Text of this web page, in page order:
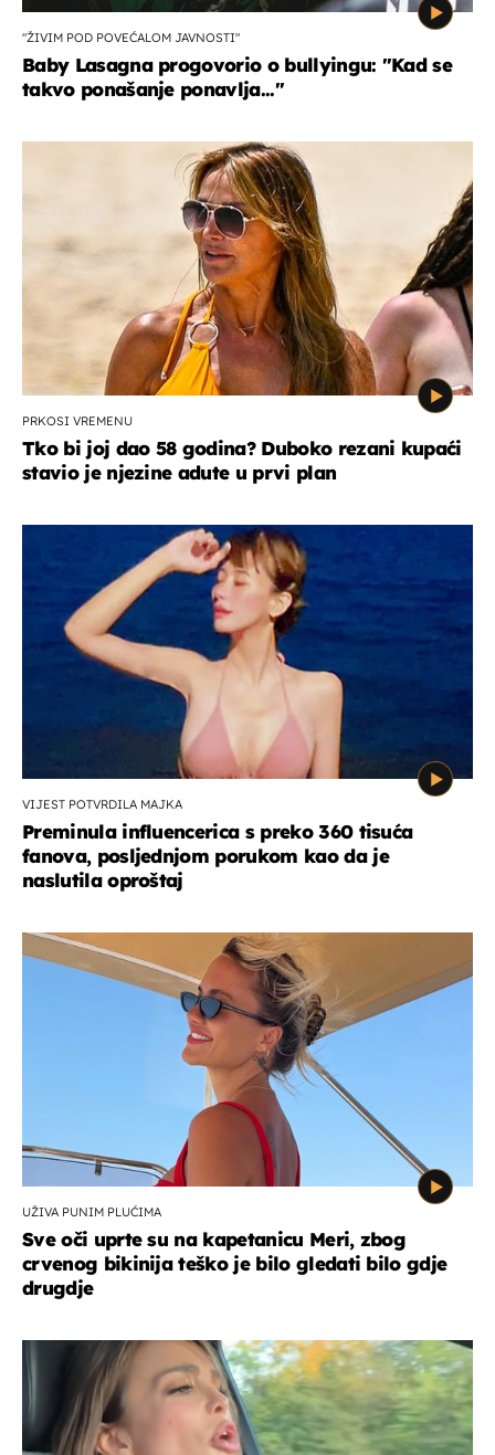
"ŽIVIM POD POVEĆALOM JAVNOSTI"
Baby Lasagna progovorio o bullyingu: "Kad se
takvo ponašanje ponavlja..."
PRKOSI VREMENU
Tko bi joj dao 58 godina? Duboko rezani kupaći
stavio je njezine adute u prvi plan
VIJEST POTVRDILA MAJKA
Preminula influencerica s preko 360 tisuća
fanova, posljednjom porukom kao da je
naslutila oproštaj
UŽIVA PUNIM PLUĆIMA
Sve oči uprte su na kapetanicu Meri, zbog
crvenog bikinija teško je bilo gledati bilo gdje
drugdje